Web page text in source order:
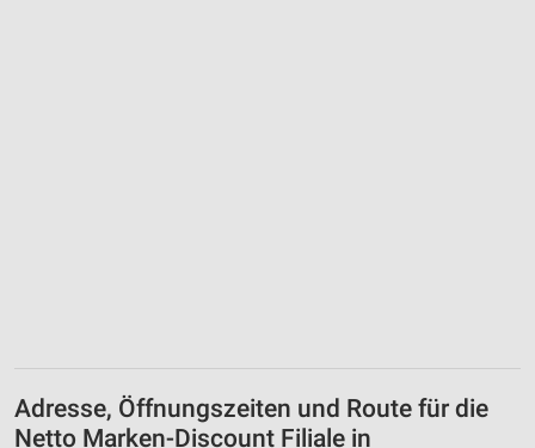
Adresse, Öffnungszeiten und Route für die
Netto Marken-Discount Filiale in